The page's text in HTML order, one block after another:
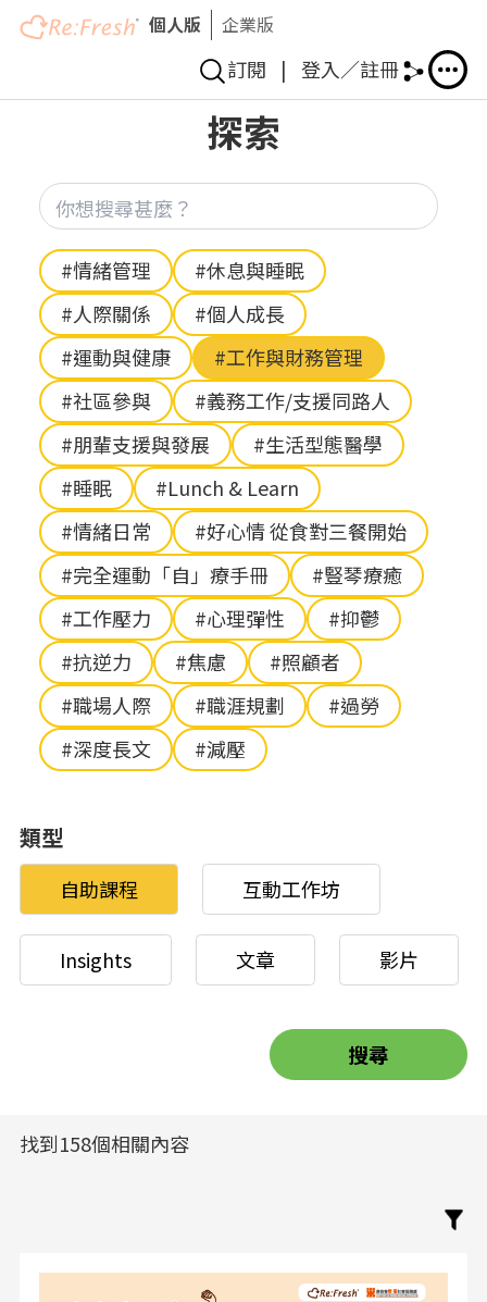
移
個人版 企業版
訂閱 | 登入／註冊
探索
Hashtag
#情緒管理
#休息與睡眠
#人際關係
#個人成長
#運動與健康
#工作與財務管理
#社區參與
#義務工作/支援同路人
#朋輩支援與發展
#生活型態醫學
#睡眠
#Lunch & Learn
#情緒日常
#好心情 從食對三餐開始
#完全運動「自」療手冊
#豎琴療癒
#工作壓力
#心理彈性
#抑鬱
#抗逆力
#焦慮
#照顧者
#職場人際
#職涯規劃
#過勞
#深度長文
#減壓
類型
自助課程 互動工作坊
Insights 文章 影片
找到158個相關內容